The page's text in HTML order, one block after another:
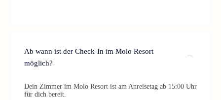
Ab wann ist der Check-In im Molo Resort
möglich?
Dein Zimmer im Molo Resort ist am Anreisetag ab 15:00 Uhr
für dich bereit.